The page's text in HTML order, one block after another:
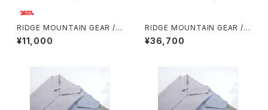
RIDGE MOUNTAIN GEAR / S
ACOCHE
¥11,000
RIDGE MOUNTAIN GEAR /
ONE MILE TRIM
¥36,700